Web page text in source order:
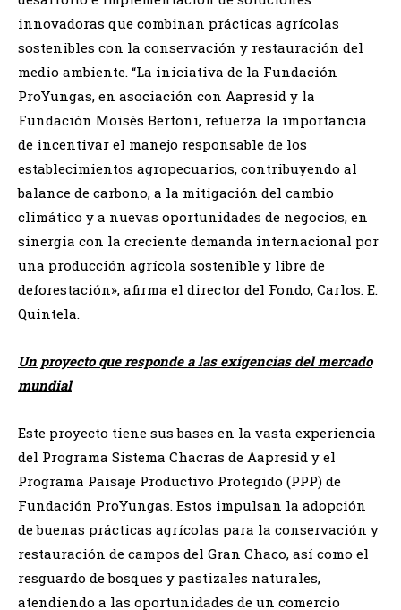
innovadoras que combinan prácticas agrícolas
sostenibles con la conservación y restauración del
medio ambiente. “La iniciativa de la Fundación
ProYungas, en asociación con Aapresid y la
Fundación Moisés Bertoni, refuerza la importancia
de incentivar el manejo responsable de los
establecimientos agropecuarios, contribuyendo al
balance de carbono, a la mitigación del cambio
climático y a nuevas oportunidades de negocios, en
sinergia con la creciente demanda internacional por
una producción agrícola sostenible y libre de
deforestación», afirma el director del Fondo, Carlos. E.
Quintela.
Un proyecto que responde a las exigencias del mercado
mundial
Este proyecto tiene sus bases en la vasta experiencia
del Programa Sistema Chacras de Aapresid y el
Programa Paisaje Productivo Protegido (PPP) de
Fundación ProYungas. Estos impulsan la adopción
de buenas prácticas agrícolas para la conservación y
restauración de campos del Gran Chaco, así como el
resguardo de bosques y pastizales naturales,
atendiendo a las oportunidades de un comercio